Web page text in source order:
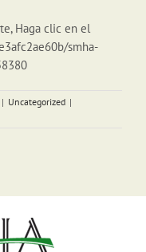
Haga clic en el
smha-
| Uncategorized |